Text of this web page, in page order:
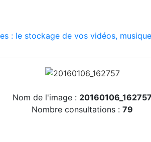
: le stockage de vos vidéos,
Nom de l'image : 20160106_162757
Nombre consultations : 79